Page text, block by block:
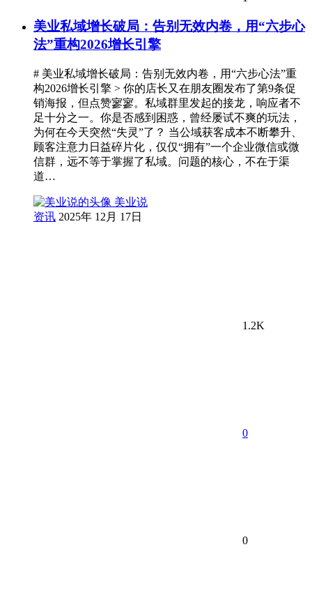
美业私域增长破局：告别无效内卷，用“六步心
法”重构2026增长引擎
# 美业私域增长破局：告别无效内卷，用“六步心法”重
构2026增长引擎 > 你的店长又在朋友圈发布了第9条促
销海报，但点赞寥寥。私域群里发起的接龙，响应者不
足十分之一。你是否感到困惑，曾经屡试不爽的玩法，
为何在今天突然“失灵”了？ 当公域获客成本不断攀升、
顾客注意力日益碎片化，仅仅“拥有”一个企业微信或微
信群，远不等于掌握了私域。问题的核心，不在于渠
道…
美业说
资讯 2025年 12月 17日
1.2K
0
0